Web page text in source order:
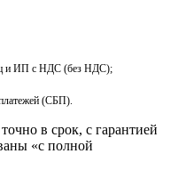
и ИП с НДС (без НДС);
(СБП).
в срок, с гарантией
«с полной